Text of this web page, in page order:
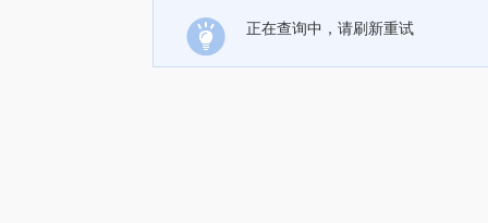
正在查询中，请刷新重试